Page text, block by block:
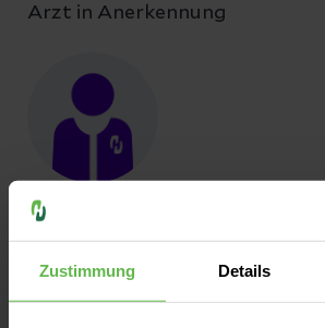
Zustimmung Details
Arzt in Anerkennung
Anny Yohana Palacios Córdoba